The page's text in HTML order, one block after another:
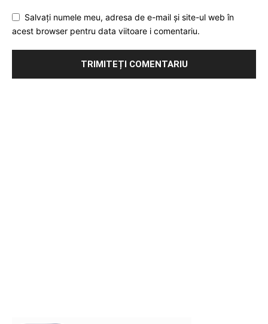
Salvați numele meu, adresa de e-mail și site-ul web în
acest browser pentru data viitoare i comentariu.